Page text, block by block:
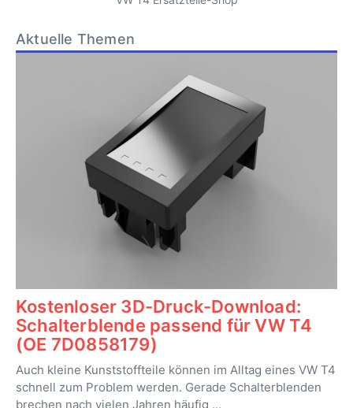
Aktuelle Themen
Kostenloser 3D-Druck-Download:
Schalterblende passend für VW T4
(OE 7D0858179)
Auch kleine Kunststoffteile können im Alltag eines VW T4
schnell zum Problem werden. Gerade Schalterblenden
brechen nach vielen Jahren häufig ...